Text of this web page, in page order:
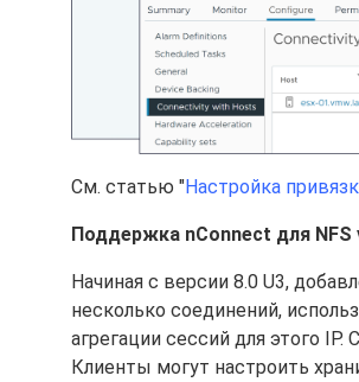
См. статью "Настройка
Поддержка nConnect для NFS
Начиная с версии 8.0 U3,
несколько соединений,
агрегации сессий для этого
Клиенты могут настроить